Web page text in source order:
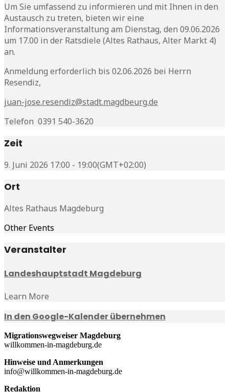
Um Sie umfassend zu informieren und mit Ihnen in den
Austausch zu treten, bieten wir eine
Informationsveranstaltung am Dienstag, den 09.06.2026
um 17.00 in der Ratsdiele (Altes Rathaus, Alter Markt 4)
an.
Anmeldung erforderlich bis 02.06.2026 bei Herrn
Resendiz,
juan-jose.resendiz@stadt.magdbeurg.de
Telefon 0391 540-3620
Zeit
9. Juni 2026 17:00 - 19:00(GMT+02:00)
Ort
Altes Rathaus Magdeburg
Other Events
Veranstalter
Landeshauptstadt Magdeburg
Learn More
In den Google-Kalender übernehmen
Migrationswegweiser Magdeburg
willkommen-in-magdeburg.de
Hinweise und Anmerkungen
info@willkommen-in-magdeburg.de
Redaktion